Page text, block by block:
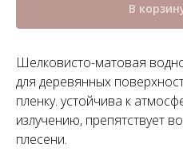
В
Шелковисто-матовая
для деревянных
пленку. устойчива к
излучению, препятствует
плесени.